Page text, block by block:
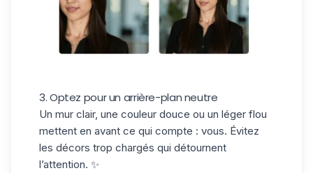
3. Optez pour un arrière-plan neutre
Un mur clair, une couleur douce ou un léger flou
mettent en avant ce qui compte : vous. Évitez
les décors trop chargés qui détournent
l’attention. ✨